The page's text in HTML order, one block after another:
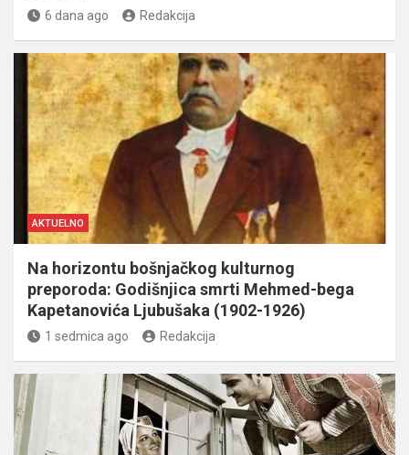
6 dana ago Redakcija
AKTUELNO
Na horizontu bošnjačkog kulturnog
preporoda: Godišnjica smrti Mehmed-bega
Kapetanovića Ljubušaka (1902-1926)
1 sedmica ago Redakcija